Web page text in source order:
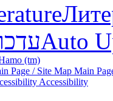
Auto
Page / Site Map Main
Accessibility